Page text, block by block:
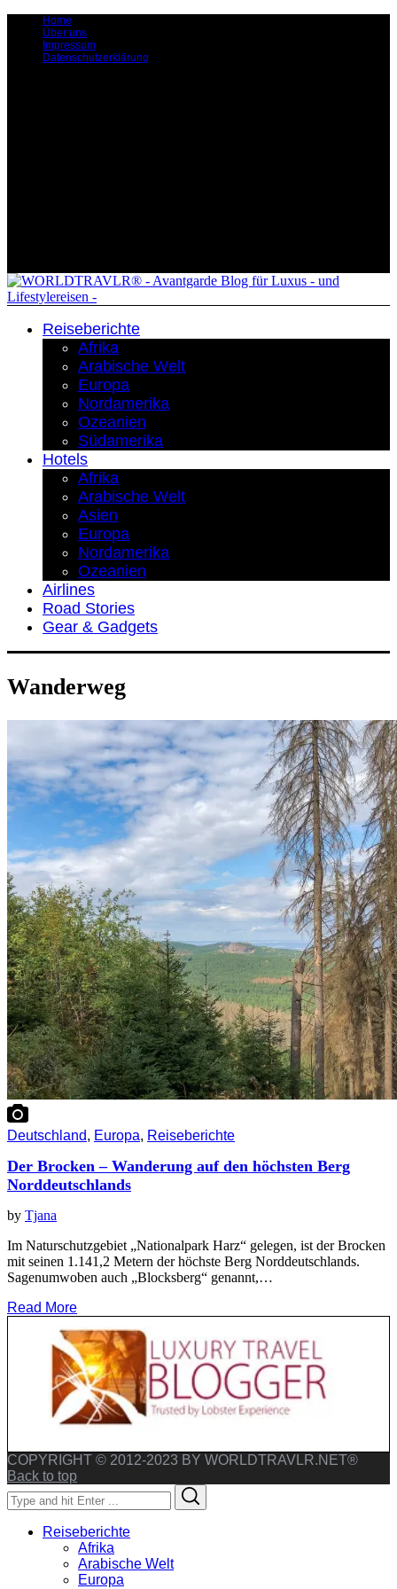
Home
Über uns
Impressum
Datenschutzerklärung
Reiseberichte
Afrika
Arabische Welt
Europa
Nordamerika
Ozeanien
Südamerika
Hotels
Afrika
Arabische Welt
Asien
Europa
Nordamerika
Ozeanien
Airlines
Road Stories
Gear & Gadgets
Wanderweg
Deutschland, Europa, Reiseberichte
Der Brocken – Wanderung auf den höchsten Berg
Norddeutschlands
by Tjana
Im Naturschutzgebiet „Nationalpark Harz“ gelegen, ist der Brocken
mit seinen 1.141,2 Metern der höchste Berg Norddeutschlands.
Sagenumwoben auch „Blocksberg“ genannt,…
Read More
COPYRIGHT © 2012-2023 BY WORLDTRAVLR.NET®
Back to top
Search
for:
Reiseberichte
Afrika
Arabische Welt
Europa